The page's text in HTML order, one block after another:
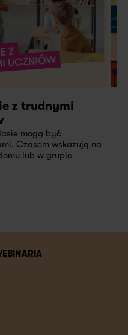
z trudnymi
mogą być
Czasem wskazują na
lub w grupie